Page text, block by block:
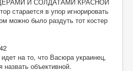
старается в упор игнорировать
можно было раздуть тот костер
на то, что Васюра украинец,
назвать объективной.